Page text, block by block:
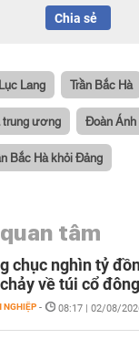
Chia sẻ
Lang Trần Bắc Hà
trung ương Đoàn Ánh
Bắc Hà khỏi Đảng
tâm
chục nghìn tỷ
về túi cổ
NGHIỆP - 08:17 | 02/08/